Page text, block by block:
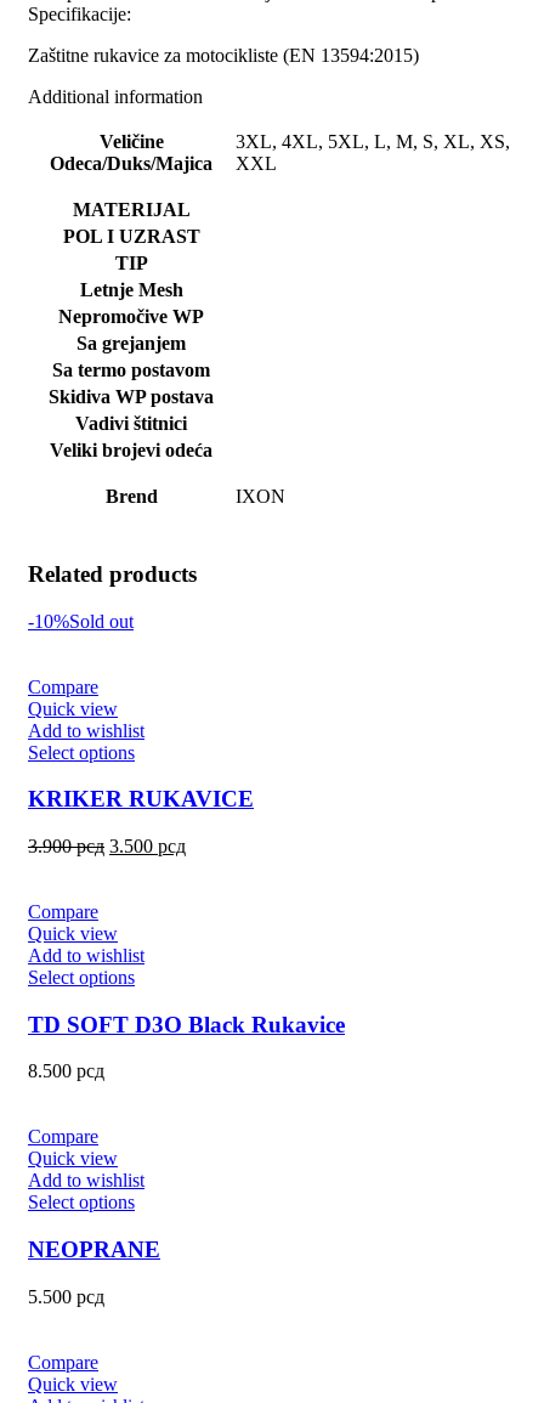
Specifikacije:
Zaštitne rukavice za motocikliste (EN 13594:2015)
Additional information
Veličine
Odeca/Duks/Majica
3XL, 4XL, 5XL, L, M, S, XL, XS,
XXL
MATERIJAL
POL I UZRAST
TIP
Letnje Mesh
Nepromočive WP
Sa grejanjem
Sa termo postavom
Skidiva WP postava
Vadivi štitnici
Veliki brojevi odeća
Brend IXON
Related products
-10%Sold out
Compare
Quick view
Add to wishlist
Select options
KRIKER RUKAVICE
3.900рсд 3.500 рсд
Compare
Quick view
Add to wishlist
Select options
TD SOFT D3O Black Rukavice
8.500 рсд
Compare
Quick view
Add to wishlist
Select options
NEOPRANE
5.500 рсд
Compare
Quick view